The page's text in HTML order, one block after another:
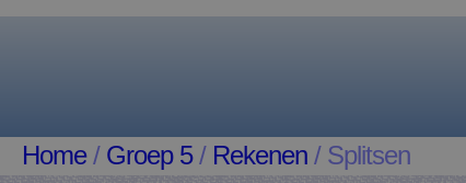
Home/ Groep 5/ Rekenen / Splitsen